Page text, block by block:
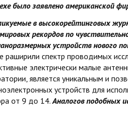
было заявлено американской
в высокорейтинговых
рекордов по
устройств нового
спектр проводимых
электрически малые
является уникальным и
устройств для
от 9 до 14.Аналогов подобных